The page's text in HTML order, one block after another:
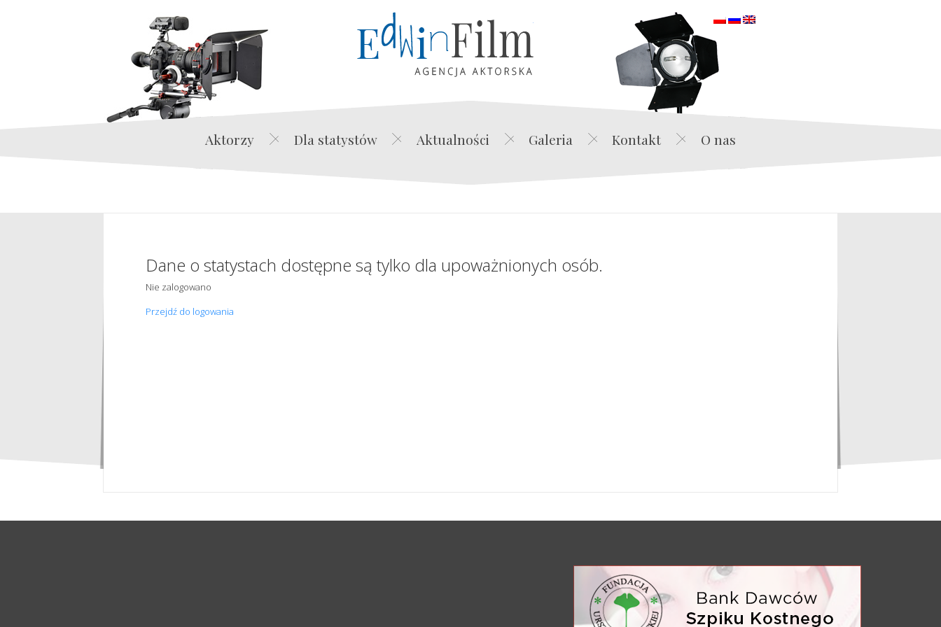
Edwin Film Agencja Aktorska
Aktorzy Dla statystów Aktualności Galeria Kontakt O nas
Dane o statystach dostępne są tylko dla upoważnionych osób.
Nie zalogowano
Przejdź do logowania